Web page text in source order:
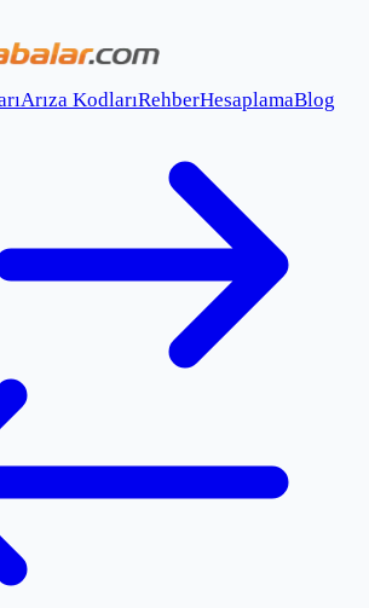
Arıza KodlarıRehberHesaplamaBlog